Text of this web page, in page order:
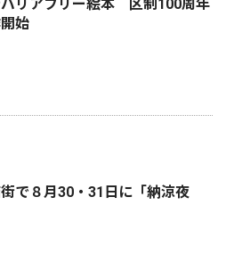
リアフリー絵本 区制100周年
始
で８月30・31日に「納涼夜